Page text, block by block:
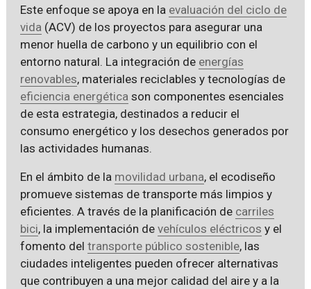
Este enfoque se apoya en la evaluación del ciclo de
vida (ACV) de los proyectos para asegurar una
menor huella de carbono y un equilibrio con el
entorno natural. La integración de energías
renovables, materiales reciclables y tecnologías de
eficiencia energética son componentes esenciales
de esta estrategia, destinados a reducir el
consumo energético y los desechos generados por
las actividades humanas.
En el ámbito de la movilidad urbana, el ecodiseño
promueve sistemas de transporte más limpios y
eficientes. A través de la planificación de carriles
bici, la implementación de vehículos eléctricos y el
fomento del transporte público sostenible, las
ciudades inteligentes pueden ofrecer alternativas
que contribuyen a una mejor calidad del aire y a la